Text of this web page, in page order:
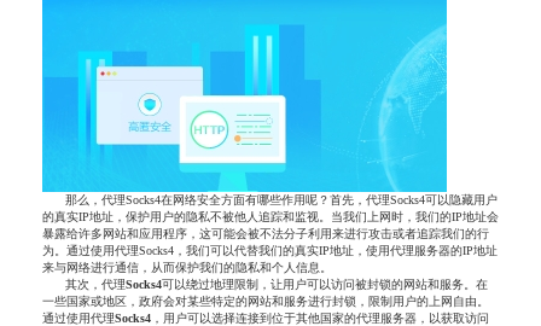
那么，代理Socks4在网络安全方面有哪些作用呢？首先，代理Socks4可以隐藏用户
的真实IP地址，保护用户的隐私不被他人追踪和监视。当我们上网时，我们的IP地址会
暴露给许多网站和应用程序，这可能会被不法分子利用来进行攻击或者追踪我们的行
为。通过使用代理Socks4，我们可以代替我们的真实IP地址，使用代理服务器的IP地址
来与网络进行通信，从而保护我们的隐私和个人信息。
其次，代理Socks4可以绕过地理限制，让用户可以访问被封锁的网站和服务。在
一些国家或地区，政府会对某些特定的网站和服务进行封锁，限制用户的上网自由。
通过使用代理Socks4 ，用户可以选择连接到位于其他国家的代理服务器，以获取访问